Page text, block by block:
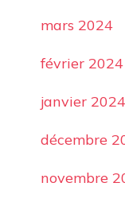
mars 2024
février 2024
janvier 2024
décembre
novembre